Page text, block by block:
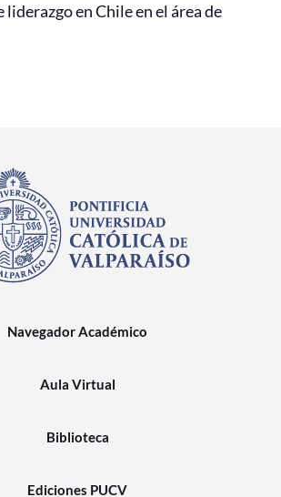
liderazgo en Chile en el área de
Navegador Académico
Aula Virtual
Biblioteca
Ediciones PUCV